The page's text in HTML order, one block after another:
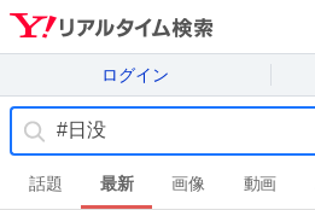
ログイン
話題 最新 画像 動画